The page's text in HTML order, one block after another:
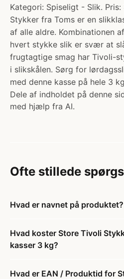
Kategori: Spiseligt - Slik.
Stykker fra Toms er en
af alle aldre. Kombinationen
hvert stykke slik er svær at
frugtagtige smag har Tivoli-
i slikskålen. Sørg for
med denne kasse på hele 3
Dele af indholdet på denne
med hjælp fra AI.
Ofte stillede
Hvad er navnet på produktet?
Hvad koster Store Tivoli
kasser 3 kg?
Hvad er EAN / Produktid for